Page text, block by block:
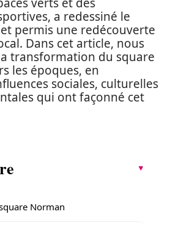
a redessiné le
permis une redécouverte
Dans cet article, nous
transformation du square
les époques, en
sociales, culturelles
qui ont façonné cet
Norman